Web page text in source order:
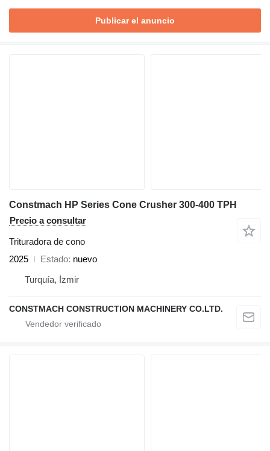
Publicar el anuncio
Constmach HP Series Cone Crusher 300-400 TPH
Precio a consultar
Trituradora de cono
2025
Estado nuevo
Turquía, İzmir
CONSTMACH CONSTRUCTION MACHINERY CO.LTD.